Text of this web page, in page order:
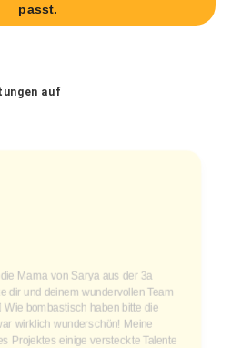
passt.
auf
Mama von Sarya aus der 3a
dir und deinem wundervollen Team
Wie bombastisch haben bitte die
wirklich wunderschön! Meine
Projektes einige versteckte Talente